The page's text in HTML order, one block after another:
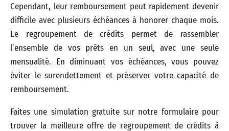
Cependant, leur remboursement peut rapidement devenir
difficile avec plusieurs échéances à honorer chaque mois.
Le regroupement de crédits permet de rassembler
l’ensemble de vos prêts en un seul, avec une seule
mensualité. En diminuant vos échéances, vous pouvez
éviter le surendettement et préserver votre capacité de
remboursement.
Faites une simulation gratuite sur notre formulaire pour
trouver la meilleure offre de regroupement de crédits à